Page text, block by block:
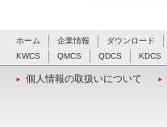
ホーム 企業情報 ダウンロード
KWCS
QMCS QDCS KDCS
個人情報の取扱いについて